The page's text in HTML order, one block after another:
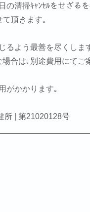
の清掃ｷｬﾝｾﾙをせざる
頂きます｡
るよう最善を尽くし
合は､別途費用にてご
がかかります｡
所 | 第21020128号